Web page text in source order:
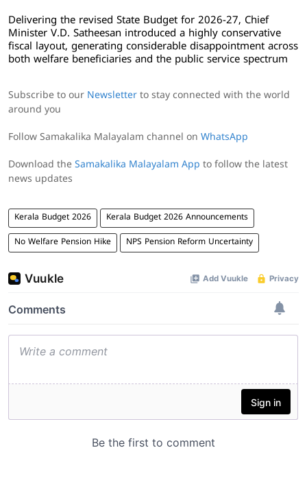
Delivering the revised State Budget for 2026-27, Chief
Minister V.D. Satheesan introduced a highly conservative
fiscal layout, generating considerable disappointment across
both welfare beneficiaries and the public service spectrum
Subscribe to our Newsletter to stay connected with the world
around you
Follow Samakalika Malayalam channel on WhatsApp
Download the Samakalika Malayalam App to follow the latest
news updates
Kerala Budget 2026 Kerala Budget 2026 Announcements
No Welfare Pension Hike NPS Pension Reform Uncertainty